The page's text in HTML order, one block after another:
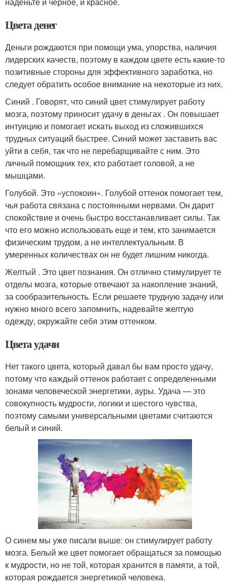
Цвета денег
Деньги рождаются при помощи ума, упорства, наличия
лидерских качеств, поэтому в каждом цвете есть какие-то
позитивные стороны для эффективного заработка, но
следует обратить особое внимание на некоторые из них.
Синий . Говорят, что синий цвет стимулирует работу
мозга, поэтому приносит удачу в деньгах . Он повышает
интуицию и помогает искать выход из сложившихся
трудных ситуаций быстрее. Синий может заставить вас
уйти в себя, так что не перебарщивайте с ним. Это
личный помощник тех, кто работает головой, а не
мышцами.
Голубой. Это «успокоин». Голубой оттенок помогает тем,
чья работа связана с постоянными нервами. Он дарит
спокойствие и очень быстро восстанавливает силы. Так
что его можно использовать еще и тем, кто занимается
физическим трудом, а не интеллектуальным. В
умеренных количествах он не будет лишним никогда.
Желтый . Это цвет познания. Он отлично стимулирует те
отделы мозга, которые отвечают за накопление знаний,
за сообразительность. Если решаете трудную задачу или
нужно много всего запомнить, надевайте желтую
одежду, окружайте себя этим оттенком.
Цвета удачи
Нет такого цвета, который давал бы вам просто удачу,
потому что каждый оттенок работает с определенными
зонами человеческой энергетики, ауры. Удача — это
совокупность мудрости, логики и шестого чувства,
поэтому самыми универсальными цветами считаются
белый и синий.
О синем мы уже писали выше: он стимулирует работу
мозга. Белый же цвет помогает обращаться за помощью
к мудрости, но не той, которая хранится в памяти, а той,
которая рождается энергетикой человека.